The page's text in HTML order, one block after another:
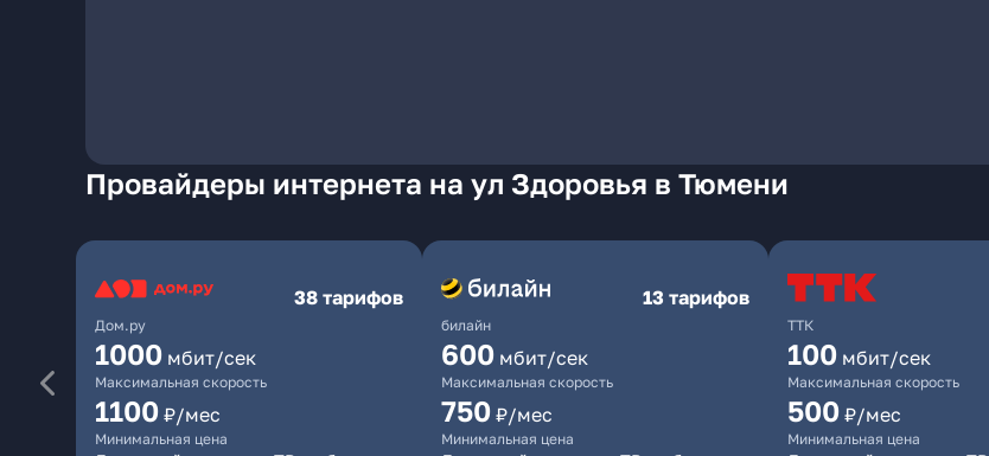
Провайдеры интернета на ул Здоровья в Тюмени
Дом.ру
38 тарифов
1000 мбит/сек
Максимальная скорость
1100 ₽/мес
Минимальная цена
билайн
13 тарифов
600 мбит/сек
Максимальная скорость
750 ₽/мес
Минимальная цена
ТТК
100 мбит/сек
Максимальная скорость
500 ₽/мес
Минимальная цена